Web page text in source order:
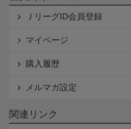
ＪリーグID会員登録
マイページ
購入履歴
メルマガ設定
関連リンク